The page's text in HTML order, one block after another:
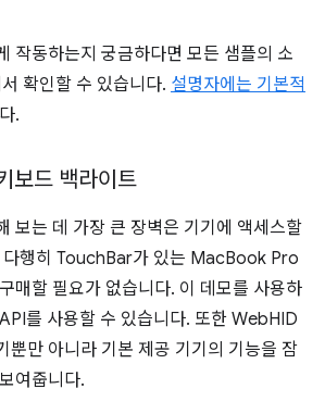
작동하는지 궁금하다면 모든 샘플의 소
확인할 수 있습니다. 설명자에는 기본적
.
보드 백라이트
보는 데 가장 큰 장벽은 기기에 액세스할
다행히 TouchBar가 있는 MacBook Pro
매할 필요가 없습니다. 이 데모를 사용하
를 사용할 수 있습니다. 또한 WebHID
뿐만 아니라 기본 제공 기기의 기능을 잠
여줍니다.